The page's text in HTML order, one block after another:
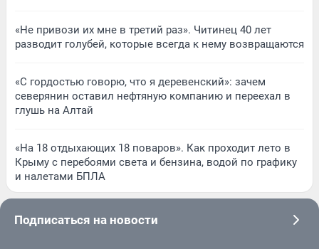
«Не привози их мне в третий раз». Читинец 40 лет
разводит голубей, которые всегда к нему возвращаются
«С гордостью говорю, что я деревенский»: зачем
северянин оставил нефтяную компанию и переехал в
глушь на Алтай
«На 18 отдыхающих 18 поваров». Как проходит лето в
Крыму с перебоями света и бензина, водой по графику
и налетами БПЛА
Подписаться на новости